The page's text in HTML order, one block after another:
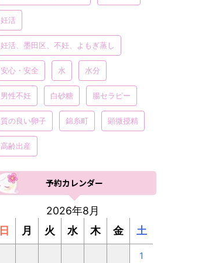
妊活
妊活、墨田区、不妊、よもぎ蒸し
安心・安全 水 水分
男性不妊 白砂糖 腸セラピー
質の良い卵子 錦糸町 顕微授精
高齢出産
予約カレンダー
2026年8月
日
月 火 水 木 金 土
1